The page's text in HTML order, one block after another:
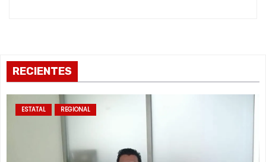
RECIENTES
ESTATAL REGIONAL